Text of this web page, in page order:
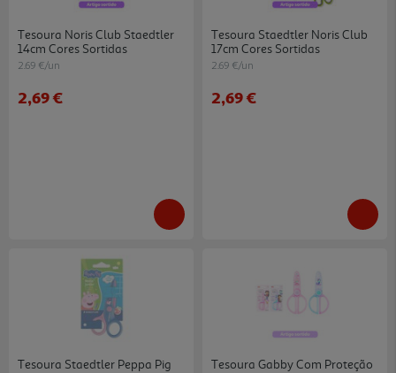
Tesoura Noris Club Staedtler
14cm Cores Sortidas
2.69 €/un
2,69 €
Tesoura Staedtler Noris Club
17cm Cores Sortidas
2.69 €/un
2,69 €
Tesoura Staedtler Peppa Pig
Tesoura Gabby Com Proteção